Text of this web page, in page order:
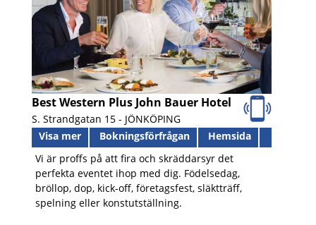
Best Western Plus John Bauer Hotel
S. Strandgatan 15 - JÖNKÖPING
Visa mer
Bokningsförfrågan
Hemsida
Vi är proffs på att fira och skräddarsyr det
perfekta eventet ihop med dig. Födelsedag,
bröllop, dop, kick-off, företagsfest, släktträff,
spelning eller konstutställning.